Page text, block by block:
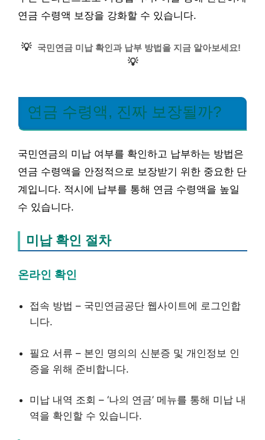
연금 수령액 보장을 강화할 수 있습니다.
💡 국민연금 미납 확인과 납부 방법을 지금 알아보세요!
💡
연금 수령액, 진짜 보장될까?
국민연금의 미납 여부를 확인하고 납부하는 방법은
연금 수령액을 안정적으로 보장받기 위한 중요한 단
계입니다. 적시에 납부를 통해 연금 수령액을 높일
수 있습니다.
미납 확인 절차
온라인 확인
접속 방법 – 국민연금공단 웹사이트에 로그인합
니다.
필요 서류 – 본인 명의의 신분증 및 개인정보 인
증을 위해 준비합니다.
미납 내역 조회 – ‘나의 연금’ 메뉴를 통해 미납 내
역을 확인할 수 있습니다.